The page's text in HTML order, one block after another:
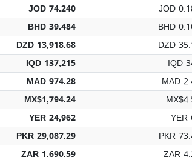
JOD
JOD 74.240
BHD
BHD 39.484
DZD
DZD 13,918.68
IQD
IQD 137,215
MAD
MAD 974.28
MX$1,794.24
YER
YER 24,962
PKR
PKR 29,087.29